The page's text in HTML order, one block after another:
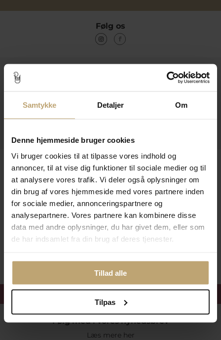
Samtykke Detaljer Om
Denne hjemmeside bruger cookies
Vi bruger cookies til at tilpasse vores indhold og
annoncer, til at vise dig funktioner til sociale medier og til
at analysere vores trafik. Vi deler også oplysninger om
din brug af vores hjemmeside med vores partnere inden
for sociale medier, annonceringspartnere og
analysepartnere. Vores partnere kan kombinere disse
data med andre oplysninger, du har givet dem, eller som
de har indsamlet fra din brug af deres tjenester.
Tillad alle
Tilpas
Følg os
Kontakt
Leveringsmuligheder
Betalingsmuligheder
Få 15%velkomstrabat
Følg med i vores nyhedsbrev
Læs mere her